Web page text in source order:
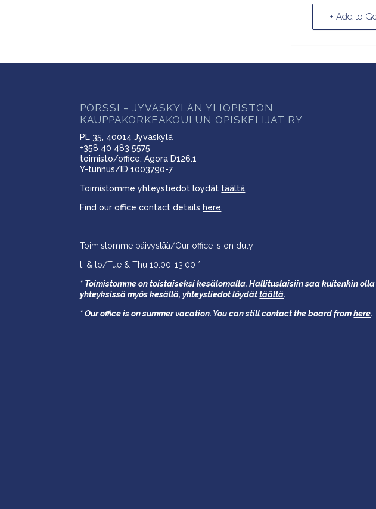
+ Add to
PÖRSSI – JYVÄSKYLÄN YLIOPISTON
KAUPPAKORKEAKOULUN OPISKELIJAT RY
PL 35, 40014 Jyväskylä
+358 40 483 5575
toimisto/office: Agora D126.1
Y-tunnus/ID 1003790-7
Toimistomme yhteystiedot löydät täältä.
Find our office contact detailshere.
Toimistomme päivystää/Our office is on duty:
ti & to/Tue & Thu 10.00-13.00 *
* Toimistomme on toistaiseksi kesälomalla. Hallituslaisiin saa kuitenkin olla
yhteyksissä myös kesällä,yhteystiedot löydättäältä.
* Our office is on summer vacation. You can still contact the board fromhere.